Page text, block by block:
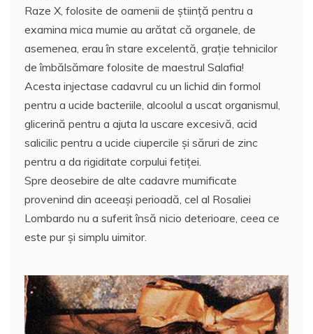
Raze X, folosite de oamenii de ştiinţă pentru a
examina mica mumie au arătat că organele, de
asemenea, erau în stare excelentă, graţie tehnicilor
de îmbălsămare folosite de maestrul Salafia!
Acesta injectase cadavrul cu un lichid din formol
pentru a ucide bacteriile, alcoolul a uscat organismul,
glicerină pentru a ajuta la uscare excesivă, acid
salicilic pentru a ucide ciupercile şi săruri de zinc
pentru a da rigiditate corpului fetiţei.
Spre deosebire de alte cadavre mumificate
provenind din aceeaşi perioadă, cel al Rosaliei
Lombardo nu a suferit însă nicio deterioare, ceea ce
este pur şi simplu uimitor.